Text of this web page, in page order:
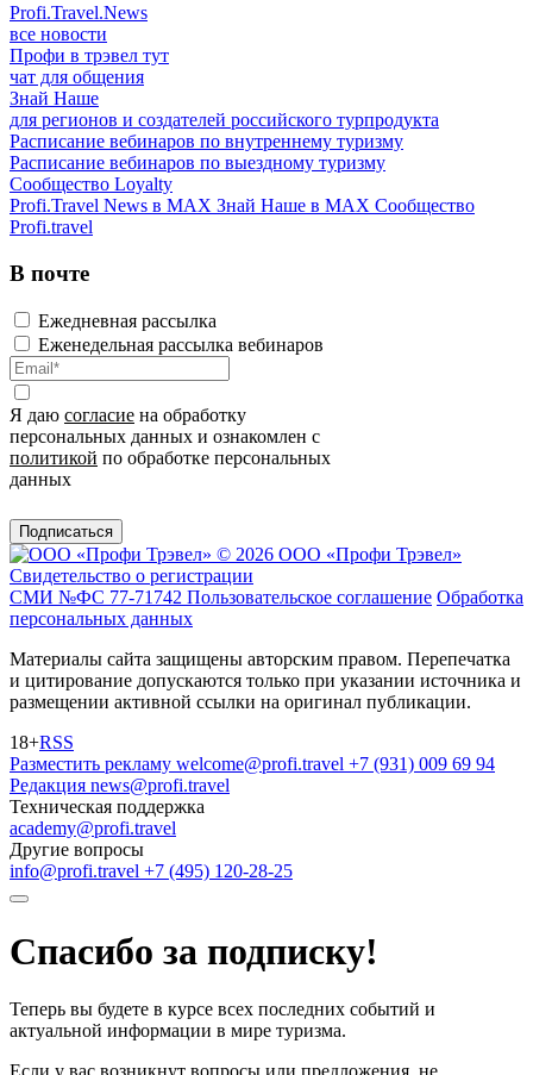
Profi.Travel.News
все новости
Профи в трэвел тут
чат для общения
Знай Наше
для регионов и создателей российского турпродукта
Расписание вебинаров по внутреннему туризму
Расписание вебинаров по выездному туризму
Сообщество Loyalty
Profi.Travel News в MAX Знай Наше в MAX Сообщество
Profi.travel
В почте
Ежедневная рассылка
Еженедельная рассылка вебинаров
Я даю согласие на обработку
персональных данных и ознакомлен с
политикой по обработке персональных
данных
Подписаться
© 2026 ООО «Профи Трэвeл»
Свидетельство о регистрации
СМИ №ФС 77-71742 Пользовательское соглашение Обработка
персональных данных
Материалы сайта защищены авторским правом. Перепечатка
и цитирование допускаются только при указании источника и
размещении активной ссылки на оригинал публикации.
18+RSS
Разместить рекламу welcome@profi.travel +7 (931) 009 69 94
Редакция news@profi.travel
Техническая поддержка
academy@profi.travel
Другие вопросы
info@profi.travel +7 (495) 120-28-25
Спасибо за подписку!
Теперь вы будете в курсе всех последних событий и
актуальной информации в мире туризма.